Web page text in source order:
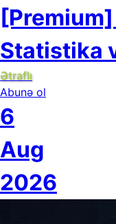
Statistika
Ətraflı
Abunə ol
6
Aug
2026